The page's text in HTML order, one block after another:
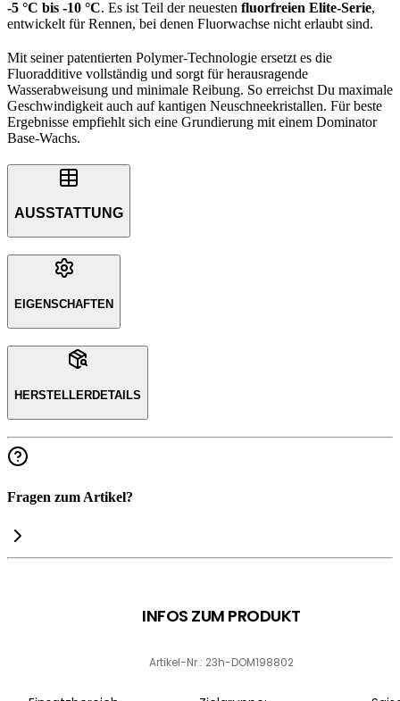
-5 °C bis -10 °C. Es ist Teil der neuesten fluorfreien Elite-Serie,
entwickelt für Rennen, bei denen Fluorwachse nicht erlaubt sind.
Mit seiner patentierten Polymer-Technologie ersetzt es die
Fluoradditive vollständig und sorgt für herausragende
Wasserabweisung und minimale Reibung. So erreichst Du maximale
Geschwindigkeit auch auf kantigen Neuschneekristallen. Für beste
Ergebnisse empfiehlt sich eine Grundierung mit einem Dominator
Base-Wachs.
AUSSTATTUNG
EIGENSCHAFTEN
HERSTELLERDETAILS
Fragen zum Artikel?
INFOS ZUM PRODUKT
Artikel-Nr.: 23h-DOM198802